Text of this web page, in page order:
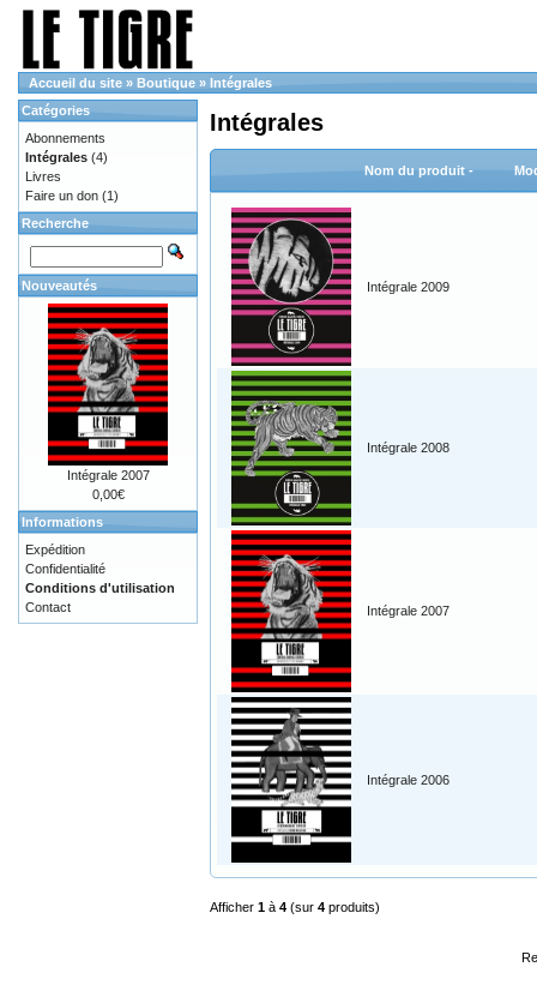
Accueil du site » Boutique » Intégrales
Intégrales
Nom du produit -
Intégrale 2009
Intégrale 2008
Intégrale 2007
Intégrale 2006
Afficher 1 à 4 (sur 4 produits)
Catégories
Abonnements
Intégrales (4)
Livres
Faire un don (1)
Recherche
Nouveautés
Intégrale 2007
0,00€
Informations
Expédition
Confidentialité
Conditions d'utilisation
Contact